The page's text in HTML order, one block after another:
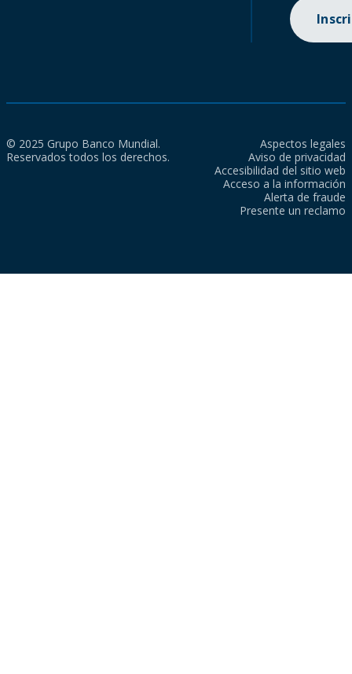
© 2025 Grupo Banco Mundial.
Reservados todos los derechos.
Aspectos legales
Aviso de privacidad
Accesibilidad del sitio web
Acceso a la información
Alerta de fraude
Presente un reclamo